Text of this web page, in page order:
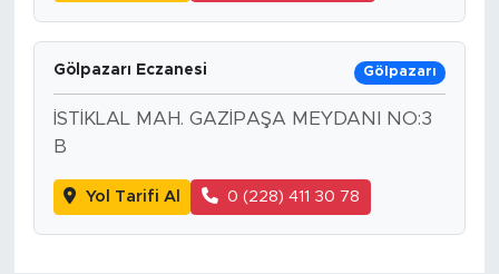
Gölpazarı Eczanesi Gölpazarı
İSTİKLAL MAH. GAZİPAŞA MEYDANI NO:3
B
Yol Tarifi Al 0 (228) 411 30 78